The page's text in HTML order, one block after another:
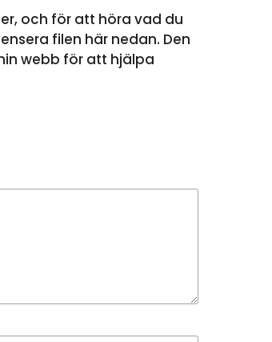
och för att höra vad du
filen här nedan. Den
webb för att hjälpa